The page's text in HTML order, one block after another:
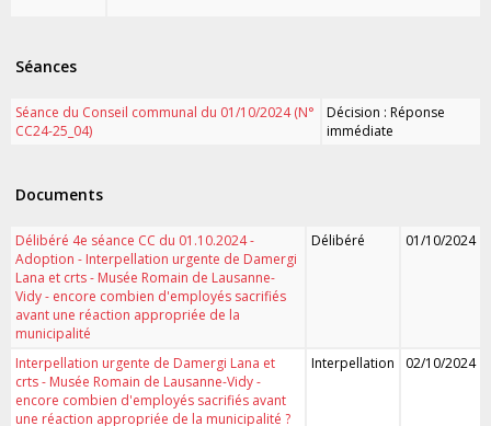
Séances
Séance du Conseil communal du 01/10/2024 (N°
CC24-25_04)
Décision : Réponse
immédiate
Documents
Délibéré 4e séance CC du 01.10.2024 -
Adoption - Interpellation urgente de Damergi
Lana et crts - Musée Romain de Lausanne-
Vidy - encore combien d'employés sacrifiés
avant une réaction appropriée de la
municipalité
Délibéré 01/10/2024
Interpellation urgente de Damergi Lana et
crts - Musée Romain de Lausanne-Vidy -
encore combien d'employés sacrifiés avant
une réaction appropriée de la municipalité ?
Interpellation 02/10/2024